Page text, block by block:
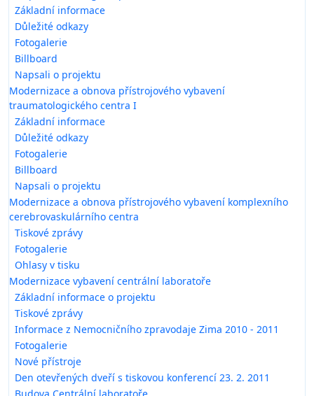
Základní informace
Důležité odkazy
Fotogalerie
Billboard
Napsali o projektu
Modernizace a obnova přístrojového vybavení
traumatologického centra I
Základní informace
Důležité odkazy
Fotogalerie
Billboard
Napsali o projektu
Modernizace a obnova přístrojového vybavení komplexního
cerebrovaskulárního centra
Tiskové zprávy
Fotogalerie
Ohlasy v tisku
Modernizace vybavení centrální laboratoře
Základní informace o projektu
Tiskové zprávy
Informace z Nemocničního zpravodaje Zima 2010 - 2011
Fotogalerie
Nové přístroje
Den otevřených dveří s tiskovou konferencí 23. 2. 2011